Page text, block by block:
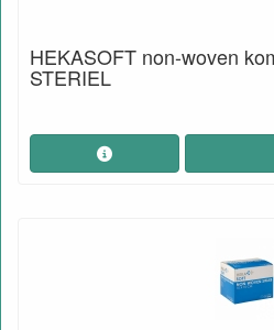
HEKASOFT non-woven
STERIEL